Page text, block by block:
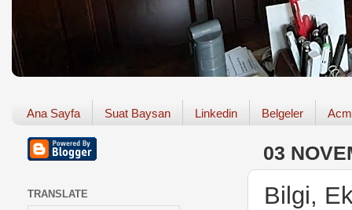
Ana Sayfa Suat Baysan Linkedin Belgeler
03
Bilgi,
TRANSLATE